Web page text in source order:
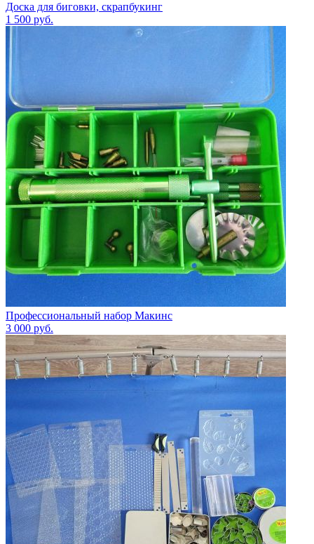
Доска для биговки, скрапбукинг
1 500 руб.
Профессиональный набор Макинс
3 000 руб.